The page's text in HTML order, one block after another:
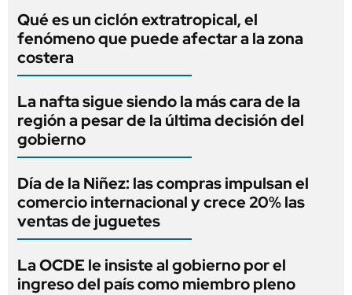
Qué es un ciclón extratropical, el
fenómeno que puede afectar a la zona
costera
La nafta sigue siendo la más cara de la
región a pesar de la última decisión del
gobierno
Día de la Niñez: las compras impulsan el
comercio internacional y crece 20% las
ventas de juguetes
La OCDE le insiste al gobierno por el
ingreso del país como miembro pleno